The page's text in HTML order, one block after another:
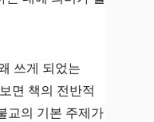
쓰게 되었는
면 책의 전반적
교의 기본 주제가